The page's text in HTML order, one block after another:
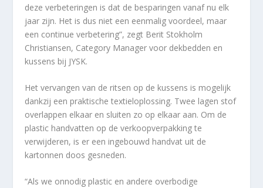
deze verbeteringen is dat de besparingen vanaf nu elk
jaar zijn. Het is dus niet een eenmalig voordeel, maar
een continue verbetering”, zegt Berit Stokholm
Christiansen, Category Manager voor dekbedden en
kussens bij JYSK.
Het vervangen van de ritsen op de kussens is mogelijk
dankzij een praktische textieloplossing. Twee lagen stof
overlappen elkaar en sluiten zo op elkaar aan. Om de
plastic handvatten op de verkoopverpakking te
verwijderen, is er een ingebouwd handvat uit de
kartonnen doos gesneden.
“Als we onnodig plastic en andere overbodige